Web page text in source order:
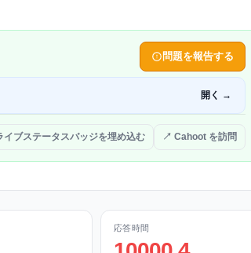
問題を報告する
開く →
イブステータスバッジを埋め込む ↗ Cahoot を訪問
応答時間